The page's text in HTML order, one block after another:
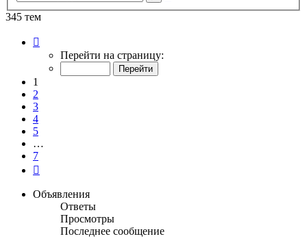
345 тем
Перейти на страницу:
1
2
3
4
5
…
7
Объявления
Ответы
Просмотры
Последнее сообщение